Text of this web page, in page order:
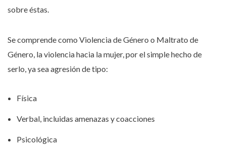
sobre éstas.
Se comprende como Violencia de Género o Maltrato de
Género, la violencia hacia la mujer, por el simple hecho de
serlo, ya sea agresión de tipo:
Física
Verbal, incluidas amenazas y coacciones
Psicológica